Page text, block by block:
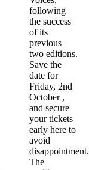
following
the success
of its
previous
two editions.
Save the
date for
Friday, 2nd
October ,
and secure
your tickets
early here to
avoid
disappointment.
The